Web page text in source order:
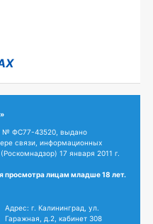
№ ФС77-43520, выдано
связи, информационных
17 января 2011 г.
просмотра лицам младше 18 лет.
Адрес: г. Калининград, ул.
Гаражная, д.2, кабинет 308